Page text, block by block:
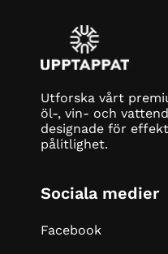
Utforska vårt
öl-, vin- och
designade för
pålitlighet.
Sociala medier
Facebook